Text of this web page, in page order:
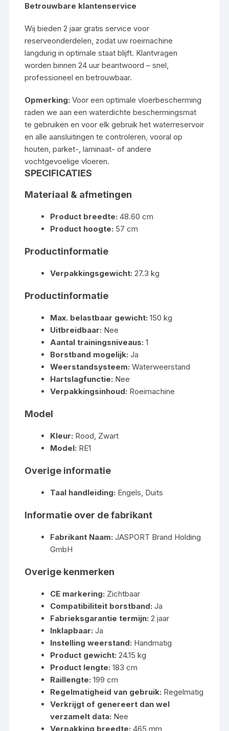
Betrouwbare klantenservice
Wij bieden 2 jaar gratis service voor
reserveonderdelen, zodat uw roeimachine
langdurig in optimale staat blijft. Klantvragen
worden binnen 24 uur beantwoord – snel,
professioneel en betrouwbaar.
Opmerking:Voor een optimale vloerbescherming
raden we aan een waterdichte beschermingsmat
te gebruiken en voor elk gebruik het waterreservoir
en alle aansluitingen te controleren, vooral op
houten, parket-, laminaat- of andere
vochtgevoelige vloeren.
SPECIFICATIES
Materiaal & afmetingen
Product breedte: 48.60 cm
Product hoogte: 57 cm
Productinformatie
Verpakkingsgewicht: 27.3 kg
Productinformatie
Max. belastbaar gewicht: 150 kg
Uitbreidbaar: Nee
Aantal trainingsniveaus: 1
Borstband mogelijk: Ja
Weerstandsysteem: Waterweerstand
Hartslagfunctie: Nee
Verpakkingsinhoud: Roeimachine
Model
Kleur: Rood, Zwart
Model: RE1
Overige informatie
Taal handleiding: Engels, Duits
Informatie over de fabrikant
Fabrikant Naam: JASPORT Brand Holding
GmbH
Overige kenmerken
CE markering: Zichtbaar
Compatibiliteit borstband: Ja
Fabrieksgarantie termijn: 2 jaar
Inklapbaar: Ja
Instelling weerstand: Handmatig
Product gewicht: 24.15 kg
Product lengte: 183 cm
Raillengte: 199 cm
Regelmatigheid van gebruik: Regelmatig
Verkrijgt of genereert dan wel
verzamelt data: Nee
Verpakking breedte: 465 mm